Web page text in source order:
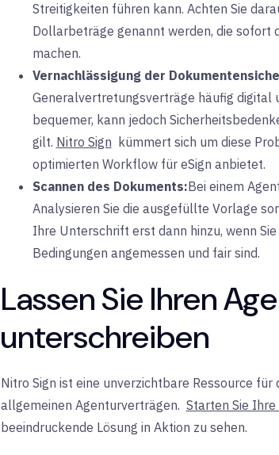
Streitigkeiten führen kann. Achten Sie
Dollarbeträge genannt werden, die sofort
machen.
Vernachlässigung der
Generalvertretungsverträge häufig digital
bequemer, kann jedoch
gilt. Nitro Sign kümmert sich um diese
optimierten Workflow für eSign anbietet.
Scannen des Dokuments:Bei einem
Analysieren Sie die ausgefüllte Vorlage
Ihre Unterschrift erst dann hinzu, wenn
Bedingungen angemessen und fair sind.
Lassen Sie Ihren
unterschreiben
Nitro Sign ist eine unverzichtbare Ressource
allgemeinen Agenturverträgen. Starten Sie
beeindruckende Lösung in Aktion zu sehen.